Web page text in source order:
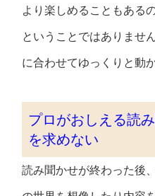
より楽しめることもある
ということではありませ
に合わせてゆっくりと動
プロがおしえる読
を求めない
読み聞かせが終わった後